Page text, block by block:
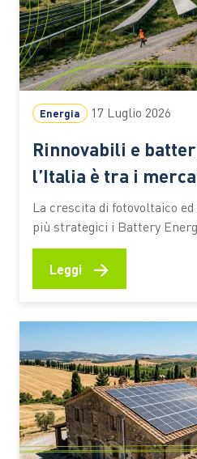
Energia 17 Luglio 2026
Rinnovabili e
l’Italia è tra i
d’Europa
La crescita di fotovoltaico
più strategici i Battery
grandi sistemi di accumulo a
bilanciare produzione e
maggiore flessibilità alla
Nelle ore centrali di…
Leggi →